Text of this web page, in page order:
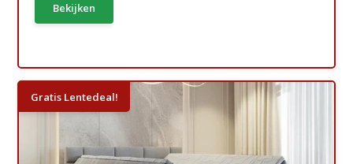
Bekijken
Gratis Lentedeal!